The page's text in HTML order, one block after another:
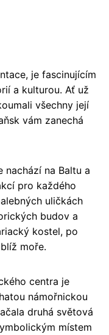
je fascinujícím
a kulturou. Ať už
všechny její
vám zanechá
nachází na Baltu a
pro každého
uličkách
budov a
kostel, po
moře.
centra je
námořnickou
druhá světová
místem